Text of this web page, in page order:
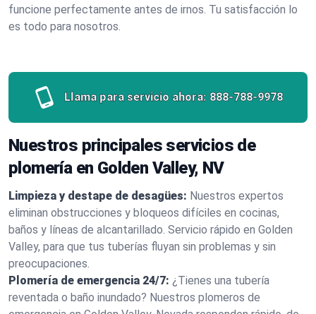
funcione perfectamente antes de irnos. Tu satisfacción lo
es todo para nosotros.
Llama para servicio ahora: 888-788-9978
Nuestros principales servicios de
plomería en Golden Valley, NV
Limpieza y destape de desagües: Nuestros expertos
eliminan obstrucciones y bloqueos difíciles en cocinas,
baños y líneas de alcantarillado. Servicio rápido en Golden
Valley, para que tus tuberías fluyan sin problemas y sin
preocupaciones.
Plomería de emergencia 24/7: ¿Tienes una tubería
reventada o baño inundado? Nuestros plomeros de